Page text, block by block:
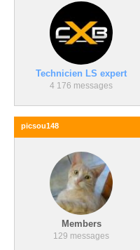
Technicien LS expert
4 176 messages
picsou148
Members
129 messages